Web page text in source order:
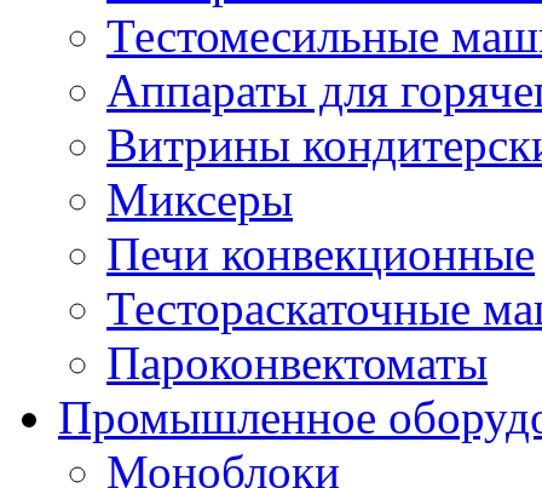
Тестомесильные
Аппараты для
Витрины
Миксеры
Печи конвекционные
Тестораскаточные
Пароконвектоматы
Промышленное
Моноблоки